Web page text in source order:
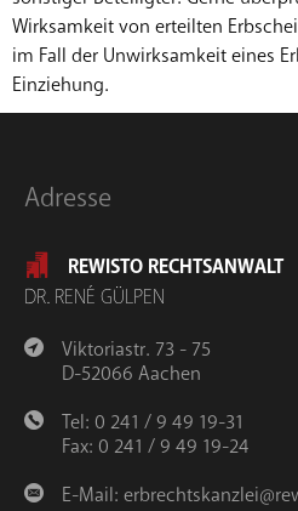
Wirksamkeit von erteilten
im Fall der Unwirksamkeit eines
Einziehung.
Adresse
REWISTO RECHTSANWALT
DR. RENÉ GÜLPEN
Viktoriastr. 73 - 75
D-52066 Aachen
Tel: 0 241 / 9 49 19-31
Fax: 0 241 / 9 49 19-24
E-Mail: